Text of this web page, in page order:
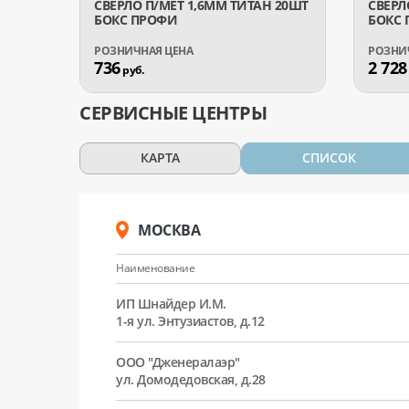
СВЕРЛО П/МЕТ 1,6ММ ТИТАН 20ШТ
БОКС ПРОФИ
736руб.
БОКС
2 728
СЕРВИСНЫЕ ЦЕНТРЫ
КАРТА СПИСОК
МОСКВА
Наименование
ИП Шнайдер И.М.
1-я ул. Энтузиастов, д.12
ООО "Дженералаэр"
ул. Домодедовская, д.28